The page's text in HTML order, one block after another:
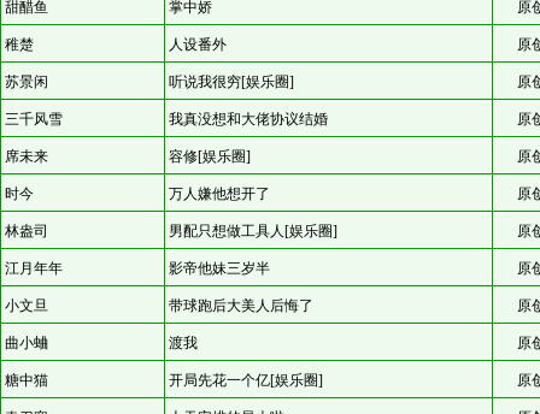
甜醋鱼 掌中娇 原
稚楚 人设番外 原
苏景闲 听说我很穷[娱乐圈] 原
三千风雪 我真没想和大佬协议结婚 原
席未来 容修[娱乐圈] 原
时今 万人嫌他想开了 原
林盎司 男配只想做工具人[娱乐圈] 原
江月年年 影帝他妹三岁半 原
小文旦 带球跑后大美人后悔了 原
曲小蛐 渡我 原
糖中猫 开局先花一个亿[娱乐圈] 原